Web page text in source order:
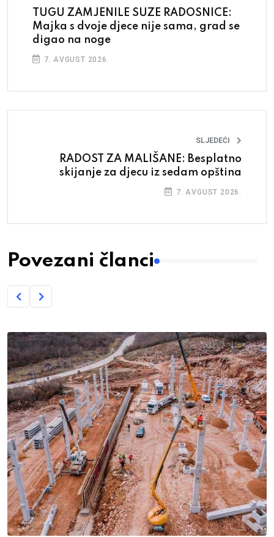
TUGU ZAMJENILE SUZE RADOSNICE:
Majka s dvoje djece nije sama, grad se
digao na noge
7. AVGUST 2026.
SLJEDEĆI
RADOST ZA MALIŠANE: Besplatno
skijanje za djecu iz sedam opština
7. AVGUST 2026.
Povezani članci